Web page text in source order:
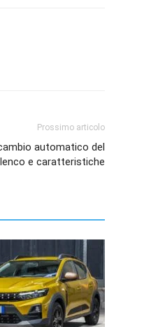
Prossimo articolo
automatico del
e caratteristiche